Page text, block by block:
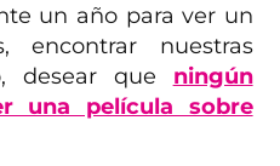
un año para ver un
encontrar nuestras
desear que ningún
una película sobre